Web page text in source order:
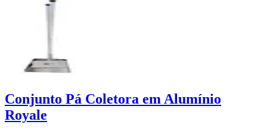
Conjunto Pá Coletora em Alumínio
Royale